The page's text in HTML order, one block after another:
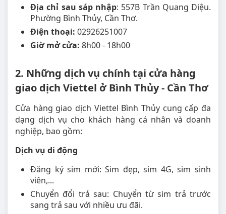
Địa chỉ sau sáp nhập: 557B Trần Quang Diệu.
Phường Bình Thủy, Cần Thơ.
Điện thoại: 02926251007
Giờ mở cửa: 8h00 - 18h00
2. Những dịch vụ chính tại cửa hàng
giao dịch Viettel ở Bình Thủy - Cần Thơ
Cửa hàng giao dịch Viettel Bình Thủy cung cấp đa
dạng dịch vụ cho khách hàng cá nhân và doanh
nghiệp, bao gồm:
Dịch vụ di động
Đăng ký sim mới: Sim đẹp, sim 4G, sim sinh
viên,...
Chuyển đổi trả sau: Chuyển từ sim trả trước
sang trả sau với nhiều ưu đãi.